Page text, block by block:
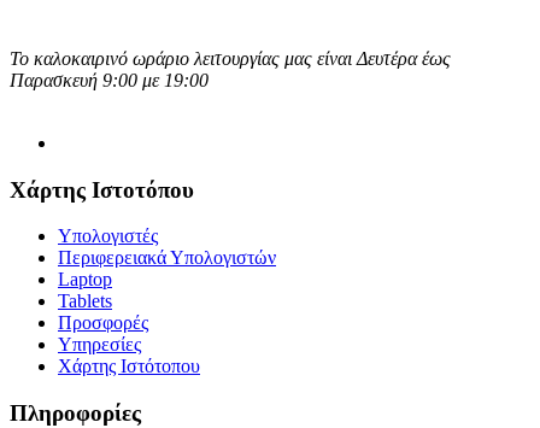
Το καλοκαιρινό ωράριο λειτουργίας μας είναι Δευτέρα έως
Παρασκευή 9:00 με 19:00
Χάρτης Ιστοτόπου
Υπολογιστές
Περιφερειακά Υπολογιστών
Laptop
Tablets
Προσφορές
Υπηρεσίες
Χάρτης Ιστότοπου
Πληροφορίες